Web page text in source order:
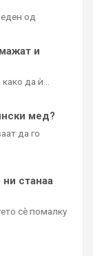
од
и
да ѝ…
мед?
да го
станаа
сè помалку